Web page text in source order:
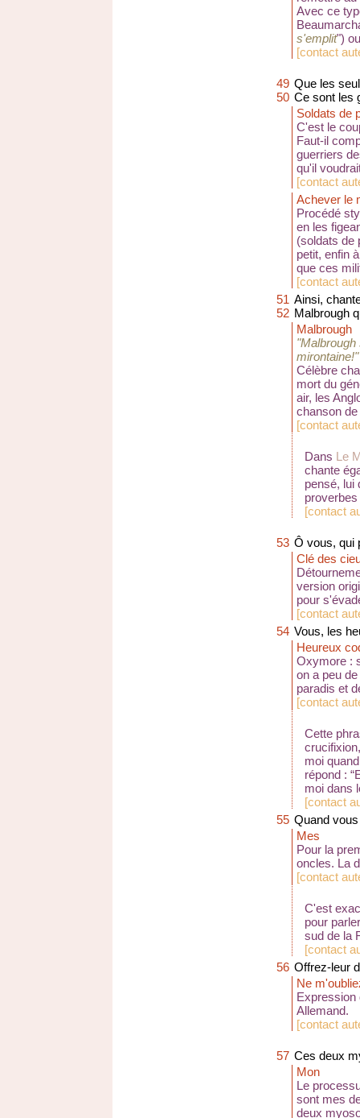
Avec ce
s'emplit")
[contact
49 Que les
50 Ce sont les
Soldats de
C'est le
Faut-il
guerriers
qu'il
[contact
Achever le
Procédé
en les
(soldats de
petit, enfin
que ces
[contact
51 Ainsi,
52 Malbrough
Malbrough
mirontaine!"
Célèbre
mort du
air, les
chanson
[contact
Dans Le
chante
pensé, lui
[contact
53 Ô vous, qui
Clé des
version
pour
[contact
54 Vous, les
Heureux
Oxymore :
on a peu
paradis et
[contact
Cette
moi
répond :
moi dans
[contact
55 Quand
Mes
Pour la
oncles. La
[contact
C'est
pour
sud de la
[contact
56 Offrez-leur
Ne
Expression
Allemand.
[contact
57 Ces deux
Mon
Le
sont mes
deux